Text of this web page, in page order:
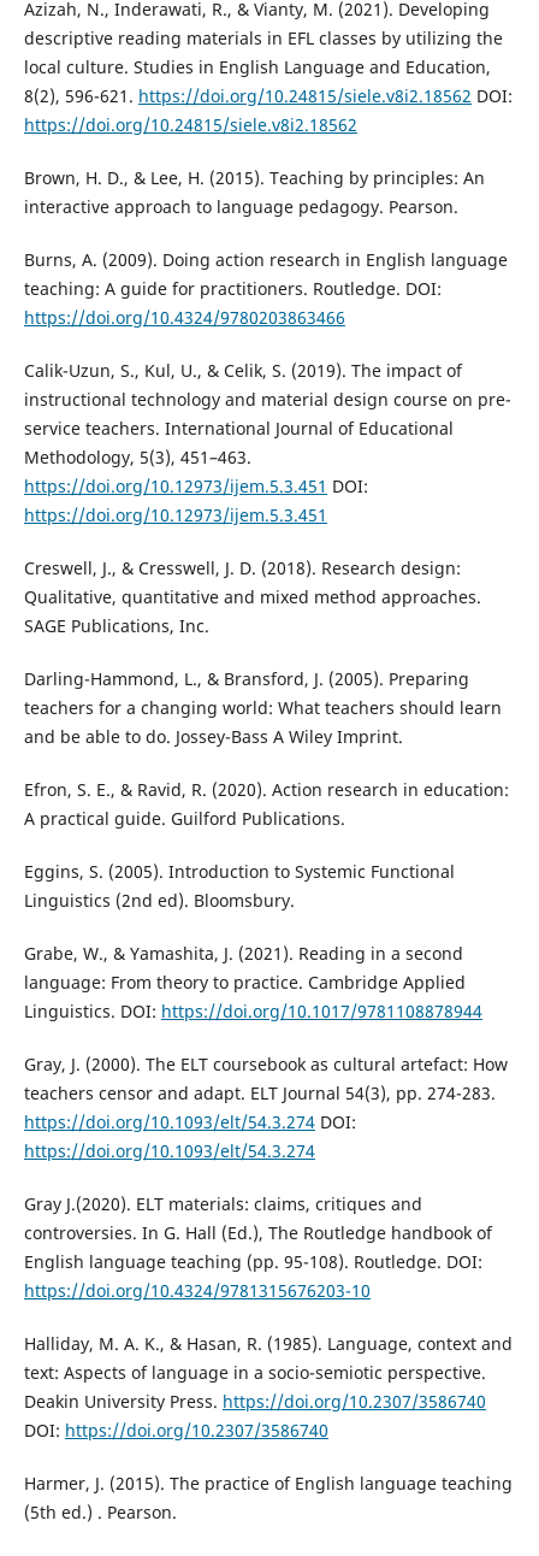
Azizah, N., Inderawati, R., & Vianty, M. (2021). Developing
descriptive reading materials in EFL classes by utilizing the
local culture. Studies in English Language and Education,
8(2), 596-621. https://doi.org/10.24815/siele.v8i2.18562 DOI:
https://doi.org/10.24815/siele.v8i2.18562
Brown, H. D., & Lee, H. (2015). Teaching by principles: An
interactive approach to language pedagogy. Pearson.
Burns, A. (2009). Doing action research in English language
teaching: A guide for practitioners. Routledge. DOI:
https://doi.org/10.4324/9780203863466
Calik-Uzun, S., Kul, U., & Celik, S. (2019). The impact of
instructional technology and material design course on pre-
service teachers. International Journal of Educational
Methodology, 5(3), 451–463.
https://doi.org/10.12973/ijem.5.3.451 DOI:
https://doi.org/10.12973/ijem.5.3.451
Creswell, J., & Cresswell, J. D. (2018). Research design:
Qualitative, quantitative and mixed method approaches.
SAGE Publications, Inc.
Darling-Hammond, L., & Bransford, J. (2005). Preparing
teachers for a changing world: What teachers should learn
and be able to do. Jossey-Bass A Wiley Imprint.
Efron, S. E., & Ravid, R. (2020). Action research in education:
A practical guide. Guilford Publications.
Eggins, S. (2005). Introduction to Systemic Functional
Linguistics (2nd ed). Bloomsbury.
Grabe, W., & Yamashita, J. (2021). Reading in a second
language: From theory to practice. Cambridge Applied
Linguistics. DOI: https://doi.org/10.1017/9781108878944
Gray, J. (2000). The ELT coursebook as cultural artefact: How
teachers censor and adapt. ELT Journal 54(3), pp. 274-283.
https://doi.org/10.1093/elt/54.3.274DOI:
https://doi.org/10.1093/elt/54.3.274
Gray J.(2020). ELT materials: claims, critiques and
controversies. In G. Hall (Ed.), The Routledge handbook of
English language teaching (pp. 95-108). Routledge. DOI:
https://doi.org/10.4324/9781315676203-10
Halliday, M. A. K., & Hasan, R. (1985). Language, context and
text: Aspects of language in a socio-semiotic perspective.
Deakin University Press. https://doi.org/10.2307/3586740
DOI: https://doi.org/10.2307/3586740
Harmer, J. (2015). The practice of English language teaching
(5th ed.) . Pearson.